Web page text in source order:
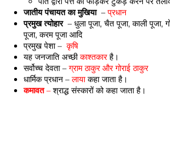
जातीय पंचायत का मुखिया– प्रधान
प्रमुख त्योहार – धुला पूजा, चैत पूजा, काली पूजा,
पूजा, करम पूजा आदि
प्रमुख पेशा – कृषि
यह जनजाति अच्छीकाश्तकारहै।
सर्वोच्च देवता – ग्राम ठाकुर और गोराई ठाकुर
धार्मिक प्रधान – लायाकहा जाता है।
कमावत– श्राद्ध संस्कारों को कहा जाता है।